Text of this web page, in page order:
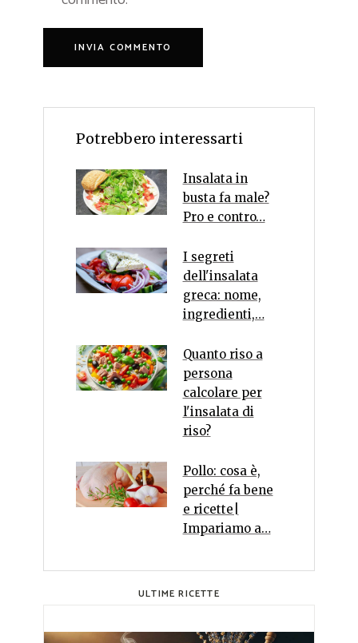
Potrebbero interessarti
Insalata in
busta fa male?
Pro e contro…
I segreti
dell'insalata
greca: nome,
ingredienti,…
Quanto riso a
persona
calcolare per
l'insalata di
riso?
Pollo: cosa è,
perché fa bene
e ricette|
Impariamo a…
ULTIME RICETTE